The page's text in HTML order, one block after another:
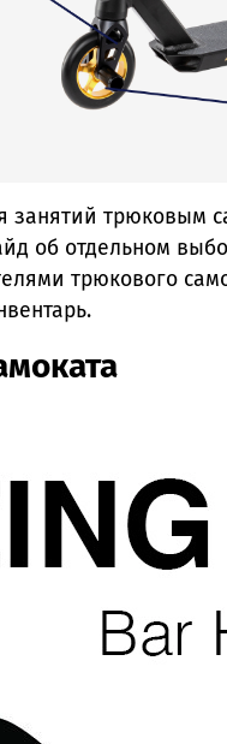
занятий
об отдельном
трюкового